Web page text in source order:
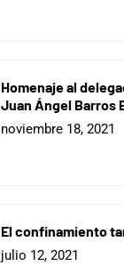
Homenaje al
Juan Ángel Barros
noviembre 18, 2021
El confinamiento
julio 12, 2021